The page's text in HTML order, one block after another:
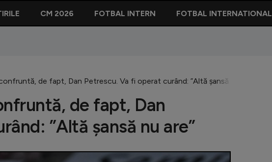
CM 2026 FOTBAL INTERN FOTBAL INTERNATIONAL
de fapt, Dan Petrescu. Va fi operat curând: ”Altă șansă nu are”
de fapt, Dan
”Altă șansă nu are”